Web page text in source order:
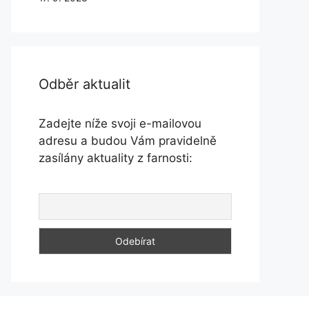
Odběr aktualit
Zadejte níže svoji e-mailovou
adresu a budou Vám pravidelně
zasílány aktuality z farnosti: